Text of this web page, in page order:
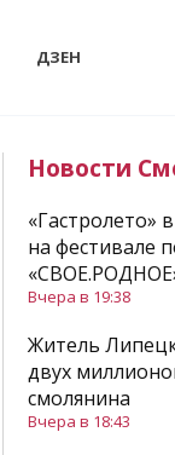
ДЗЕН
Новости
«Гастролето»
на фестивале
Вчера в 19:38
Житель
двух
смолянина
Вчера в 18:43